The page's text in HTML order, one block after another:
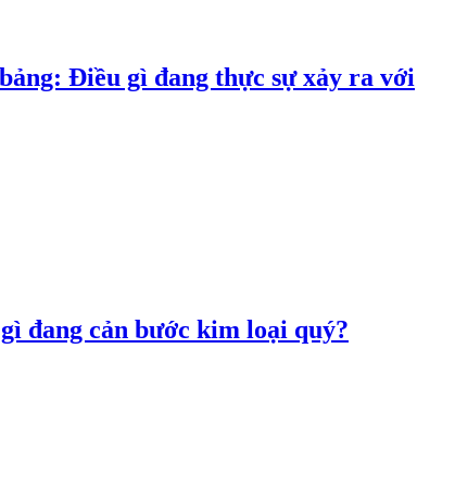
Điều gì đang thực sự xảy ra với
đang cản bước kim loại quý?